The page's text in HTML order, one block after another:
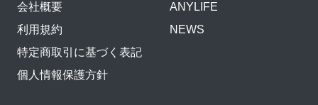
会社概要
利用規約
特定商取引に基づく表記
個人情報保護方針
ANYLIFE
NEWS